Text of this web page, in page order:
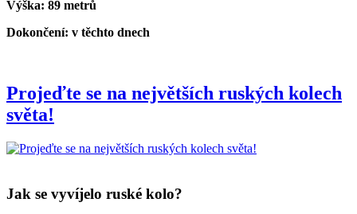
Výška: 89 metrů
Dokončení: v těchto dnech
Projeďte se na největších ruských kolech
světa!
Jak se vyvíjelo ruské kolo?